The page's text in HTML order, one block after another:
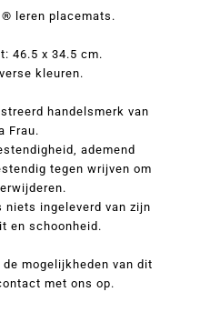
® leren placemats.
46.5 x 34.5 cm.
kleuren.
handelsmerk van
Frau.
ademend
tegen wrijven om
niets ingeleverd van zijn
en schoonheid.
mogelijkheden van dit
met ons op.